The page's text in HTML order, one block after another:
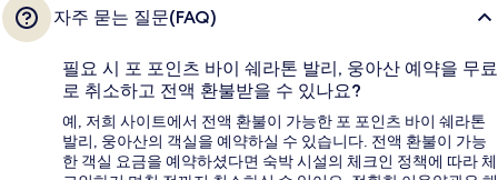
자주 묻는 질문(FAQ)
필요 시 포 포인츠 바이 쉐라톤 발리, 웅아산 예약을 무료
로 취소하고 전액 환불받을 수 있나요?
예, 저희 사이트에서 전액 환불이 가능한 포 포인츠 바이 쉐라톤
발리, 웅아산의 객실을 예약하실 수 있습니다. 전액 환불이 가능
한 객실 요금을 예약하셨다면 숙박 시설의 체크인 정책에 따라 체